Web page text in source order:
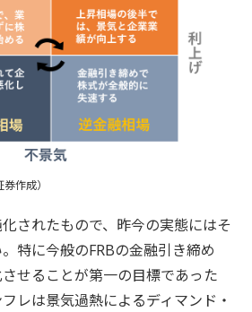
作成）
されたもので、昨今の実態にはそ
特に今般のFRBの金融引き締め
せることが第一の目標であった
レは景気過熱によるディマンド・